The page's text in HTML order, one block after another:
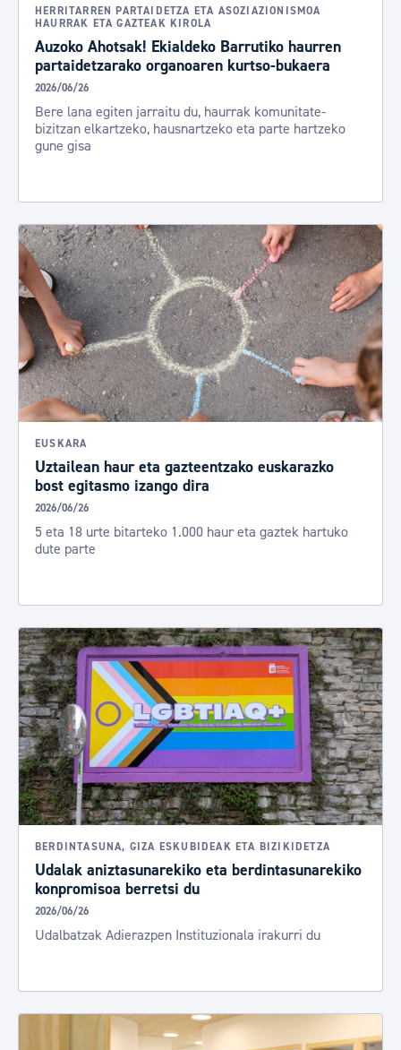
HERRITARREN PARTAIDETZA ETA ASOZIAZIONISMOA
HAURRAK ETA GAZTEAK KIROLA
Auzoko Ahotsak! Ekialdeko Barrutiko haurren
partaidetzarako organoaren kurtso-bukaera
2026/06/26
Bere lana egiten jarraitu du, haurrak komunitate-
bizitzan elkartzeko, hausnartzeko eta parte hartzeko
gune gisa
EUSKARA
Uztailean haur eta gazteentzako euskarazko
bost egitasmo izango dira
2026/06/26
5 eta 18 urte bitarteko 1.000 haur eta gaztek hartuko
dute parte
BERDINTASUNA, GIZA ESKUBIDEAK ETA BIZIKIDETZA
Udalak aniztasunarekiko eta berdintasunarekiko
konpromisoa berretsi du
2026/06/26
Udalbatzak Adierazpen Instituzionala irakurri du